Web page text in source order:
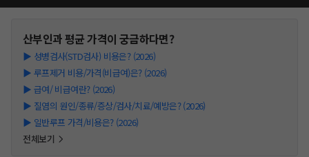
산부인과평균 가격이 궁금하다면?
▶ 성병검사(STD검사) 비용은? (2026)
▶ 루프제거 비용/가격(비급여)은? (2026)
▶ 급여/ 비급여란? (2026)
▶ 질염의 원인/종류/증상/검사/치료/예방은? (2026)
▶ 일반루프 가격/비용은? (2026)
전체보기